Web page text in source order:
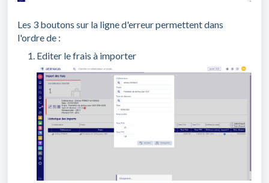
Les 3 boutons sur la ligne d'erreur permettent dans
l'ordre de :
Editer le frais à importer